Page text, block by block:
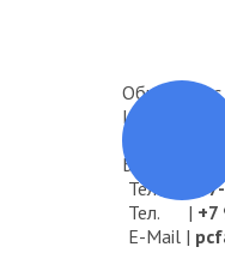
Общество с
ИНН/КПП:
ОГРН:
Тел. |
Тел. | +7
E-Мail |